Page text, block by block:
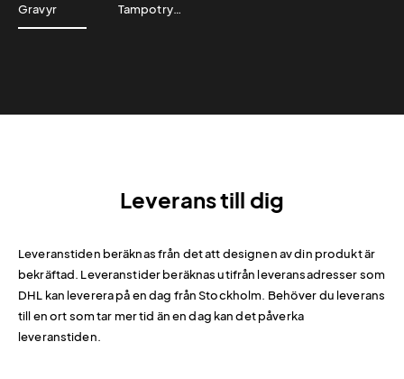
Gravyr Tampotryck
Leverans till dig
Leveranstiden beräknas från det att designen av din produkt är
bekräftad. Leveranstider beräknas utifrån leveransadresser som
DHL kan leverera på en dag från Stockholm. Behöver du leverans
till en ort som tar mer tid än en dag kan det påverka
leveranstiden.